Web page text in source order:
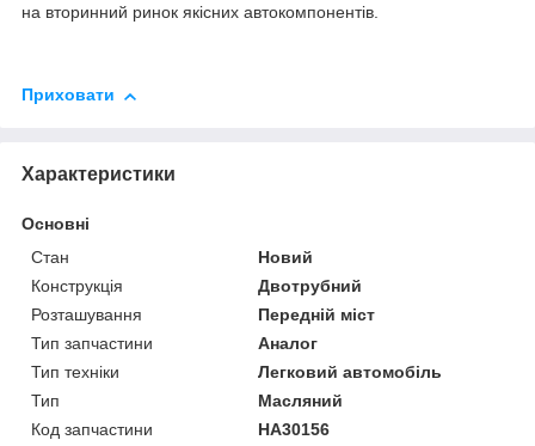
на вторинний ринок якісних автокомпонентів.
Приховати
Характеристики
Основні
Стан
Новий
Конструкція
Двотрубний
Розташування
Передній міст
Тип запчастини
Аналог
Тип техніки
Легковий автомобіль
Тип
Масляний
Код запчастини
HA30156